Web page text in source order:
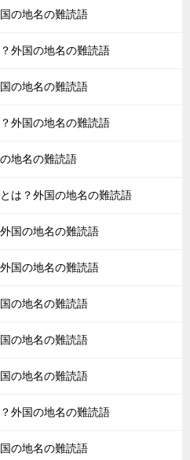
の地名の難読語
外国の地名の難読語
の地名の難読語
外国の地名の難読語
地名の難読語
は？外国の地名の難読語
国の地名の難読語
国の地名の難読語
の地名の難読語
の地名の難読語
の地名の難読語
外国の地名の難読語
の地名の難読語